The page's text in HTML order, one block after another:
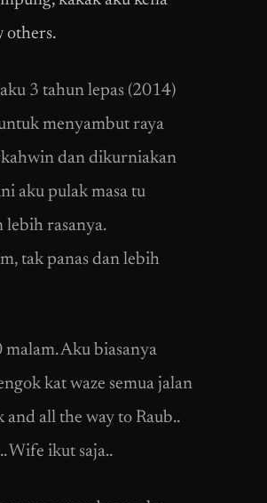
others.
3 tahun lepas (2014)
menyambut raya
dan dikurniakan
aku pulak masa tu
lebih rasanya.
tak panas dan lebih
Aku biasanya
kat waze semua jalan
all the way to Raub..
Wife ikut saja..